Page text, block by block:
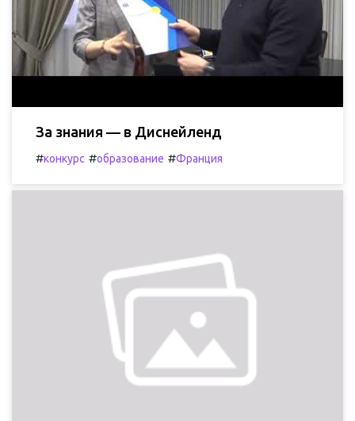
За знания — в Диснейленд
#конкурс #образование #Франция